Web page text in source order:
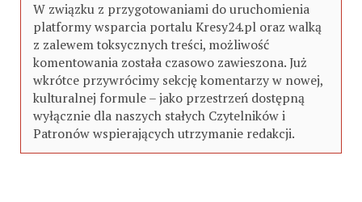
W związku z przygotowaniami do uruchomienia
platformy wsparcia portalu Kresy24.pl oraz walką
z zalewem toksycznych treści, możliwość
komentowania została czasowo zawieszona. Już
wkrótce przywrócimy sekcję komentarzy w nowej,
kulturalnej formule – jako przestrzeń dostępną
wyłącznie dla naszych stałych Czytelników i
Patronów wspierających utrzymanie redakcji.